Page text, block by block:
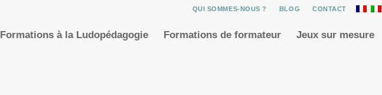
QUI SOMMES-NOUS ? BLOG CONTACT
Formations à la Ludopédagogie Formations de formateur Jeux sur mesure